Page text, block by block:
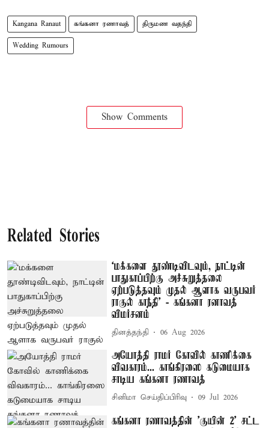
Kangana Ranaut கங்கனா ரணாவத் திருமண வதந்தி
Wedding Rumours
Show Comments
Related Stories
‘மக்களை தூண்டிவிடவும், நாட்டின்
பாதுகாப்பிற்கு அச்சுறுத்தலை
ஏற்படுத்தவும் முதல் ஆளாக வருபவர்
ராகுல் காந்தி’ - கங்கனா ரனாவத்
விமர்சனம்
தினத்தந்தி 06 Aug 2026
அயோத்தி ராமர் கோவில் காணிக்கை
விவகாரம்... காங்கிரஸை கடுமையாக
சாடிய கங்கனா ரணாவத்
சினிமா செய்திப்பிரிவு 09 Jul 2026
கங்கனா ரணாவத்தின் 'குயின் 2' சட்ட